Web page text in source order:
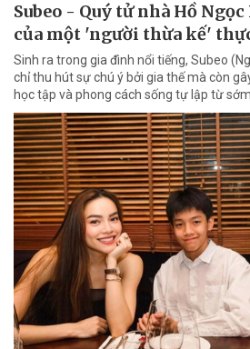
Subeo - Quý tử nhà Hồ
của một 'người thừa kế'
Sinh ra trong gia đình nổi tiếng, Subeo
chỉ thu hút sự chú ý bởi gia thế mà còn
học tập và phong cách sống tự lập từ